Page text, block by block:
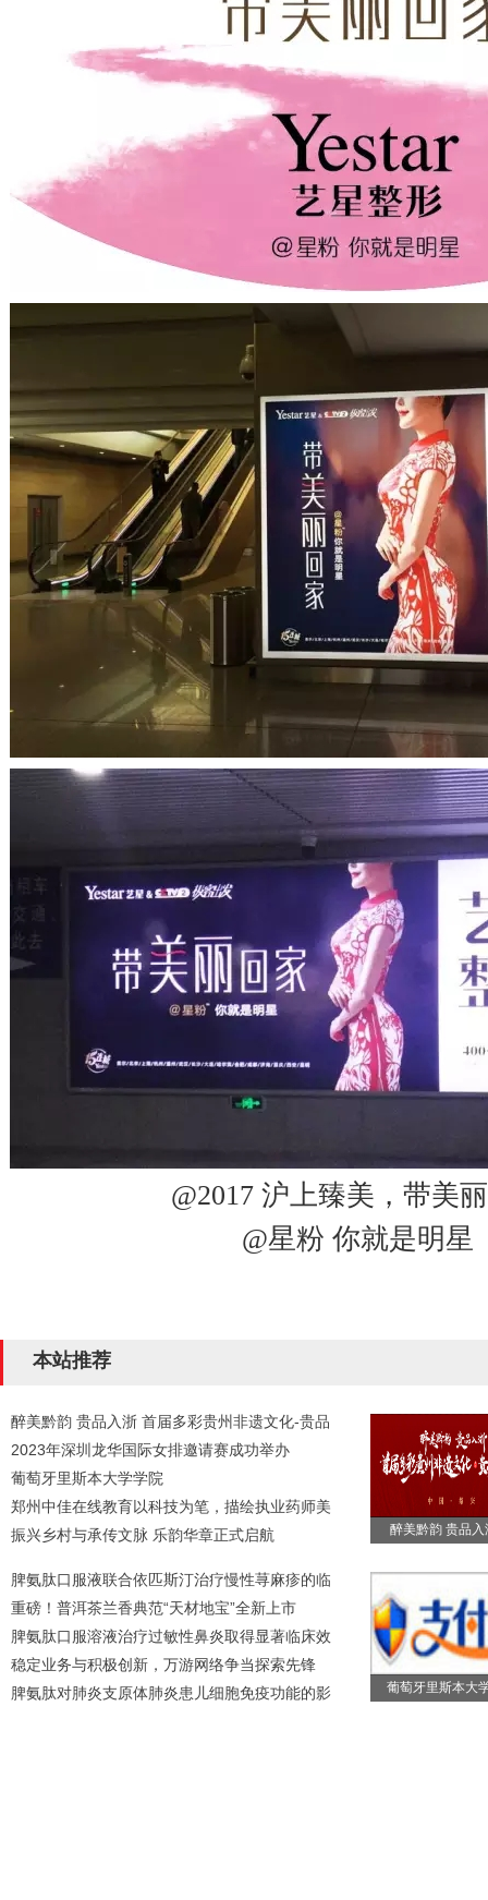
@2017 沪上臻美，带美
@星粉 你就是明星
本站推荐
醉美黔韵 贵品入浙 首届多彩贵州非遗文化-贵品
2023年深圳龙华国际女排邀请赛成功举办
葡萄牙里斯本大学学院
郑州中佳在线教育以科技为笔，描绘执业药师美
振兴乡村与承传文脉 乐韵华章正式启航
脾氨肽口服液联合依匹斯汀治疗慢性荨麻疹的临
重磅！普洱茶兰香典范“天材地宝”全新上市
脾氨肽口服溶液治疗过敏性鼻炎取得显著临床效
稳定业务与积极创新，万游网络争当探索先锋
脾氨肽对肺炎支原体肺炎患儿细胞免疫功能的影
醉美黔韵 贵品入
葡萄牙里斯本大